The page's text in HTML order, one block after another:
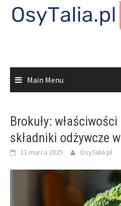
Main Menu
Brokuły:
składniki odżywcze
11 marca 2025 OsyTalia.pl